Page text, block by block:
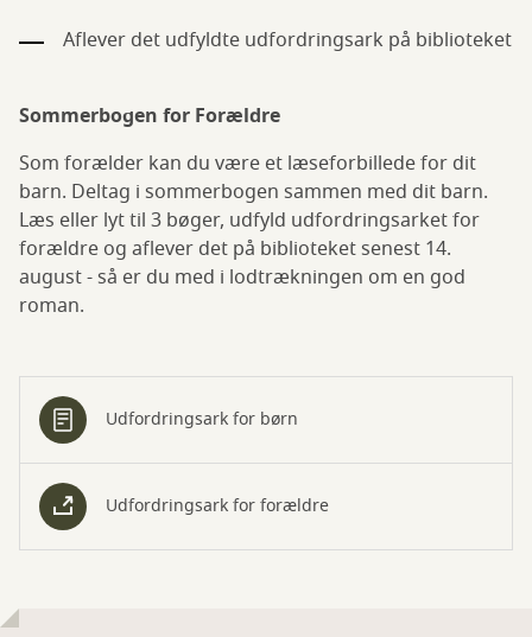
Aflever det udfyldte udfordringsark på biblioteket
Sommerbogen for Forældre
Som forælder kan du være et læseforbillede for dit
barn. Deltag i sommerbogen sammen med dit barn.
Læs eller lyt til 3 bøger, udfyld udfordringsarket for
forældre og aflever det på biblioteket senest 14.
august - så er du med i lodtrækningen om en god
roman.
Udfordringsark for børn
Udfordringsark for forældre